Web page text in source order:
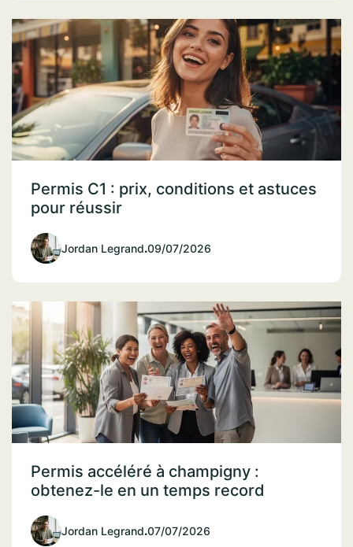
Permis C1 : prix, conditions et astuces
pour réussir
Jordan Legrand.09/07/2026
Permis accéléré à champigny :
obtenez-le en un temps record
Jordan Legrand.07/07/2026